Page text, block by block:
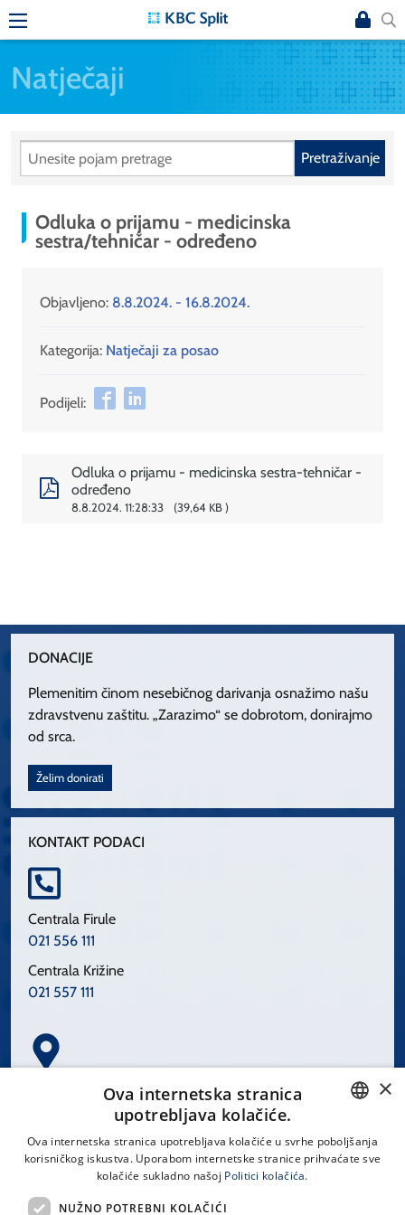
Natječaji
Pretraživanje
Odluka o prijamu - medicinska
sestra/tehničar - određeno
Objavljeno: 8.8.2024. - 16.8.2024.
Kategorija: Natječaji za posao
Podijeli:
Odluka o prijamu - medicinska sestra-tehničar -
određeno
8.8.2024. 11:28:33 39,64 KB
DONACIJE
Plemenitim činom nesebičnog darivanja osnažimo našu
zdravstvenu zaštitu. „Zarazimo“ se dobrotom, donirajmo
od srca.
Želim donirati
KONTAKT PODACI
Centrala Firule
021 556 111
Centrala Križine
021 557 111
Spinčićeva 1, 21000 Split
CROATIAN
×
Ova internetska stranica
upotrebljava kolačiće.
Ova internetska stranica upotrebljava kolačiće u svrhe poboljšanja
korisničkog iskustva. Uporabom internetske stranice prihvaćate sve
kolačiće sukladno našoj Politici kolačića.
NUŽNO POTREBNI KOLAČIĆI